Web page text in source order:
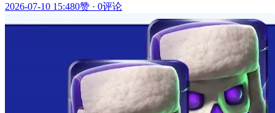
2026-07-10 15:480赞 · 0评论